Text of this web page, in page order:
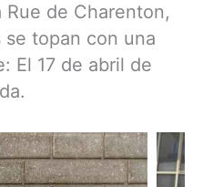
de Charenton,
topan con una
El 17 de abril de